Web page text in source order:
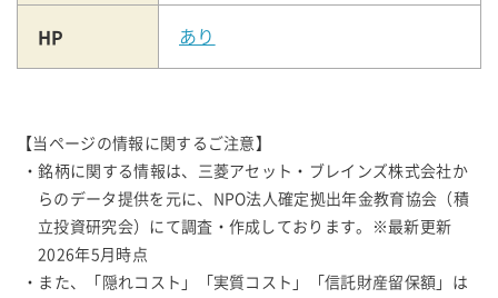
HP あり
【当ページの情報に関するご注意】
・銘柄に関する情報は、三菱アセット・ブレインズ株式会社か
らのデータ提供を元に、NPO法人確定拠出年金教育協会（積
立投資研究会）にて調査・作成しております。※最新更新
2026年5月時点
・また、「隠れコスト」「実質コスト」「信託財産留保額」は